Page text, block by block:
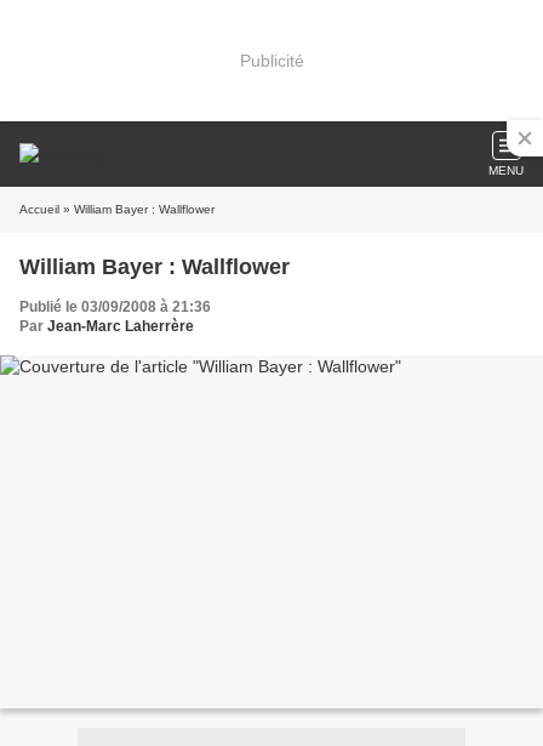
Publicité
MENU
Accueil » William Bayer : Wallflower
William Bayer : Wallflower
Publié le 03/09/2008 à 21:36
Par Jean-Marc Laherrère